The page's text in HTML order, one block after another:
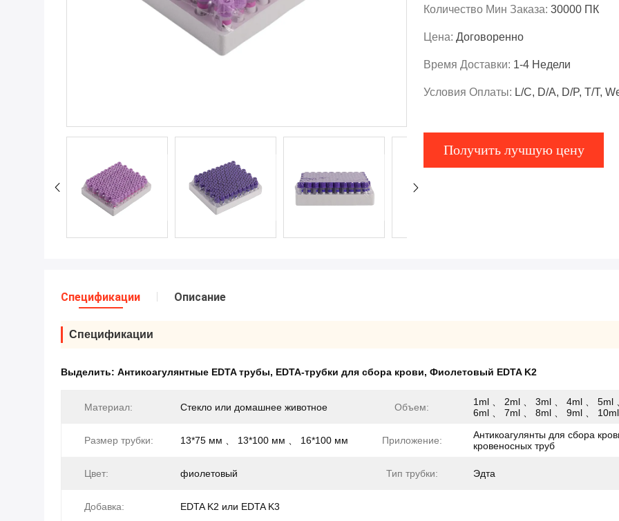
Количество Мин Заказа: 30000 ПК
Цена: Договоренно
Время Доставки: 1-4 Недели
Условия Оплаты: L/C, D/A, D/P, T/T,
Получить лучшую цену
Спецификации Описание
Спецификации
Выделить: Антикоагулянтные EDTA трубы, EDTA-трубки для сбора крови, Фиолетовый EDTA K2
Материал: Стекло или домашнее животное Объем:
1ml 、 2ml 、 3ml 、 4ml 、 5ml
6ml 、 7ml 、 8ml 、 9ml 、 10ml
Размер трубки: 13*75 мм 、 13*100 мм 、 16*100 мм Приложение:
Антикоагулянты для сбора
кровеносных труб
Цвет: фиолетовый Тип трубки: Эдта
Добавка: EDTA K2 или EDTA K3